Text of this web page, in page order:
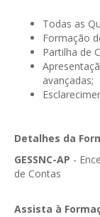
Todas as
Formação
Partilha de
avançadas;
Detalhes da
GESSNC-AP -
de Contas
Assista à